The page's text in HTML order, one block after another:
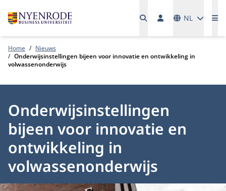
NL
Home
Nieuws
Onderwijsinstellingen bijeen voor innovatie en ontwikkeling in
volwassenonderwijs
Onderwijsinstellingen
bijeen voor innovatie en
ontwikkeling in
volwassenonderwijs